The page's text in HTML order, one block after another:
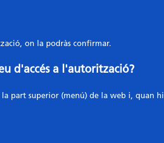
on la podràs confirmar.
d'accés a l'autorització?
part superior (menú) de la web i, quan hi